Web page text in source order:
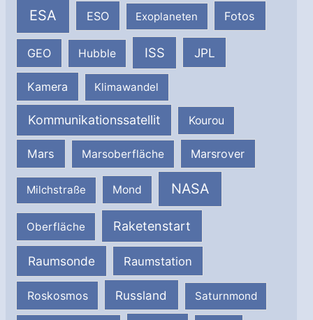
ESA ESO Exoplaneten Fotos
GEO Hubble ISS JPL
Kamera Klimawandel
Kommunikationssatellit Kourou
Mars Marsoberfläche Marsrover
Milchstraße Mond NASA
Oberfläche Raketenstart
Raumsonde Raumstation
Roskosmos Russland Saturnmond